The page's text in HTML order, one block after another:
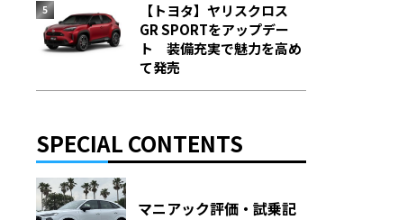
【トヨタ】ヤリスクロス
GR SPORTをアップデー
ト 装備充実で魅力を高め
て発売
SPECIAL CONTENTS
マニアック評価・試乗記